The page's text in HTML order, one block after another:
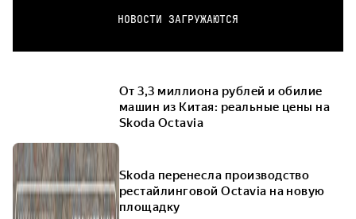
НОВОСТИ ЗАГРУЖАЮТСЯ
От 3,3 миллиона рублей и обилие
машин из Китая: реальные цены на
Skoda Octavia
Skoda перенесла производство
рестайлинговой Octavia на новую
площадку